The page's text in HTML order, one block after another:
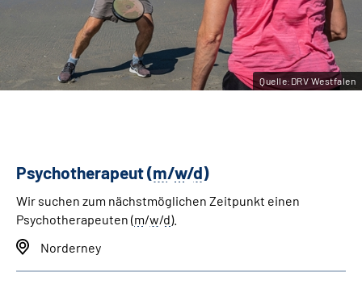
Quelle:DRV Westfalen
Psychotherapeut (m/w/d)
Wir suchen zum nächstmöglichen Zeitpunkt einen
Psychotherapeuten (m/w/d).
Norderney